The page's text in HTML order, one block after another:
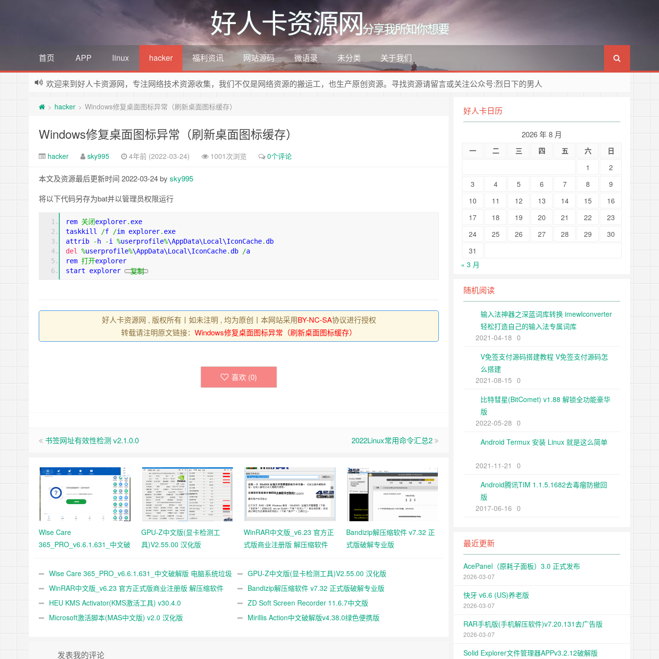
好人卡资源网分享我所知你想要
首页 APP linux hacker 福利资讯 网站源码 微语录 未分类 关于我们
欢迎来到好人卡资源网，专注网络技术资源收集，我们不仅是网络资源的搬运工，也生产原创资源。寻找资源请留言或关注公众号:烈日下的男人
> hacker > Windows修复桌面图标异常（刷新桌面图标缓存）
Windows修复桌面图标异常（刷新桌面图标缓存）
hacker sky995 4年前 (2022-03-24) 1001次浏览 0个评论
本文及资源最后更新时间 2022-03-24 by sky995
将以下代码另存为bat并以管理员权限运行
rem 关闭explorer. exe
taskkill
/f /im explorer. exe
attrib
- h -i %userprofile%\AppData\Local\IconCache.db
del
%userprofile%\AppData\Local\IconCache.db /a
rem 打开explorer
start explorer
复制
好人卡资源网 , 版权所有丨如未注明 , 均为原创丨本网站采用BY-NC-SA协议进行授权
转载请注明原文链接： Windows修复桌面图标异常（刷新桌面图标缓存）
喜欢 (0)
书签网址有效性检测 v2.1.0.0 2022Linux常用命令汇总2
Wise Care
365_PRO_v6.6.1.631_中文破
GPU-Z中文版(显卡检测工
具)V2.55.00 汉化版
WinRAR中文版_v6.23 官方正
式版商业注册版 解压缩软件
Bandizip解压缩软件 v7.32 正
式版破解专业版
Wise Care 365_PRO_v6.6.1.631_中文破解版 电脑系统垃圾
清理软件
GPU-Z中文版(显卡检测工具)V2.55.00 汉化版
WinRAR中文版_v6.23 官方正式版商业注册版 解压缩软件
Bandizip解压缩软件 v7.32 正式版破解专业版
HEU KMS Activator(KMS激活工具) v30.4.0
ZD Soft Screen Recorder 11.6.7中文版
Microsoft激活脚本(MAS中文版) v2.0 汉化版
Mirillis Action中文破解版v4.38.0绿色便携版
发表我的评论
好人卡日历
2026 年 8 月
一 二 三 四 五 六
日
1
2
3
4 5 6 7 8
9
10
11 12 13 14 15
16
17
18 19 20 21 22
23
24
25 26 27 28 29
30
31
« 3 月
随机阅读
输入法神器之深蓝词库转换 imewlconverter
轻松打造自己的输入法专属词库
2021-04-18 0
V免签支付源码搭建教程 V免签支付源码怎
么搭建
2021-08-15 0
比特彗星(BitComet) v1.88 解锁全功能豪华
版
2022-05-28 0
Android Termux 安装 Linux 就是这么简单
2021-11-21
0
Android腾讯TIM 1.1.5.1682去毒瘤防撤回
版
2017-06-16 0
最近更新
AcePanel（原耗子面板）3.0 正式发布
2026-03-07
快牙 v6.6 (US)养老版
2026-03-07
RAR手机版(手机解压软件)v7.20.131去广告版
2026-03-07
Solid Explorer文件管理器APPv3.2.12破解版